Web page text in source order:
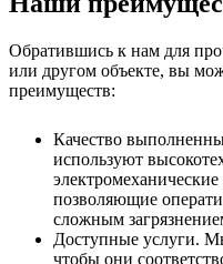
Обратившись к нам для
или другом объекте, вы
преимуществ:
Качество
используют
позволяющие
сложным
Доступные услуги.
чтобы они